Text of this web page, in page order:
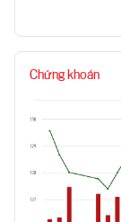
Chứng khoán